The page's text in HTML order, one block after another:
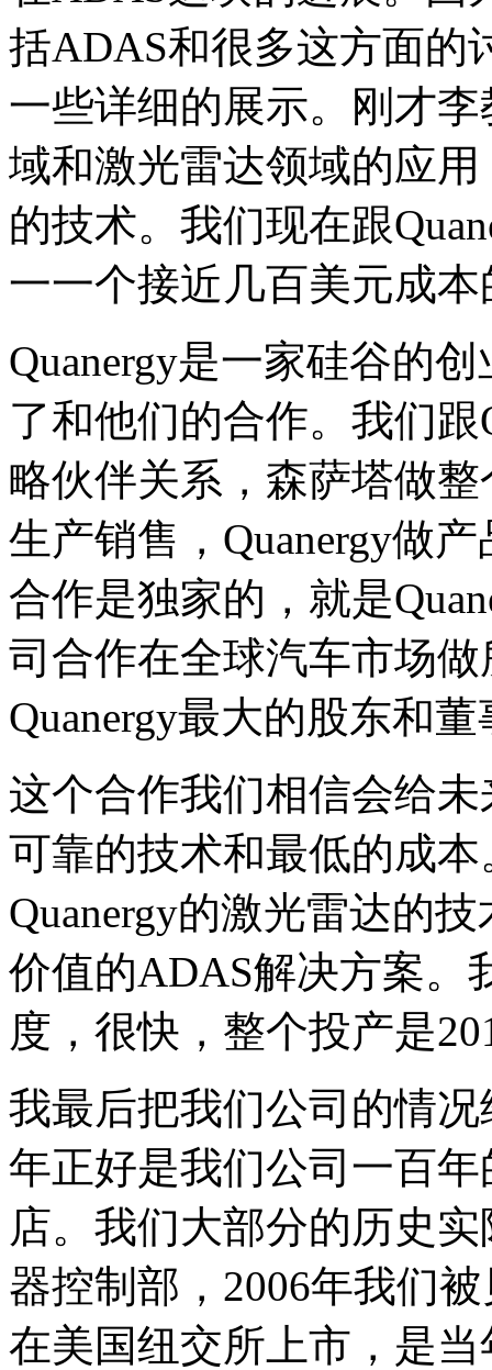
括ADAS和很多这方面的
一些详细的展示。刚才
域和激光雷达领域的应
的技术。我们现在跟
一一个接近几百美元成
Quanergy是一家硅谷的
了和他们的合作。我们
略伙伴关系，森萨塔做
生产销售，Quanergy做
合作是独家的，就是
司合作在全球汽车市场
Quanergy最大的股东和
这个合作我们相信会给
可靠的技术和最低的成
Quanergy的激光雷达的
价值的ADAS解决方案。
度，很快，整个投产是
我最后把我们公司的情
年正好是我们公司一百
店。我们大部分的历史
器控制部，2006年我们
在美国纽交所上市，是